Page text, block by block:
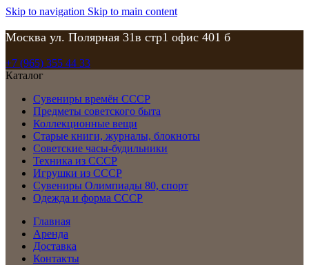
Skip to navigation Skip to main content
Москва ул. Полярная 31в стр1 офис 401 б
+7 (965) 355 44 33
Каталог
Сувениры времён СССР
Предметы советского быта
Коллекционные вещи
Старые книги, журналы, блокноты
Советские часы-будильники
Техника из СССР
Игрушки из СССР
Сувениры Олимпиады 80, спорт
Одежда и форма СССР
Главная
Аренда
Доставка
Контакты